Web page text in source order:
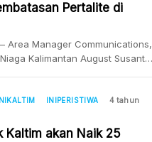
Sakit Pertamina, Pemadam
Airport Rescue and Fire
Keadaan […]
Pertalite di
Area Manager Communications,
Kalimantan August Susanto
(03/04/2022). Dia juga
pertalite. Meskipun, harga
sebagai dampak dari agresi
INIPERISTIWA
4 tahun
Kaltim akan Naik 25